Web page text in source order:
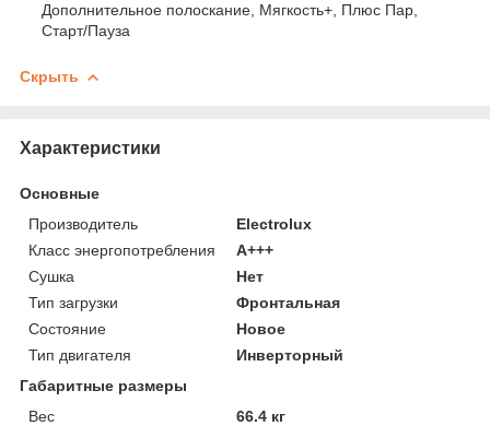
Дополнительное полоскание, Мягкость+, Плюс Пар,
Старт/Пауза
Скрыть
Характеристики
Основные
Производитель
Electrolux
Класс энергопотребления
A+++
Сушка
Нет
Тип загрузки
Фронтальная
Состояние
Новое
Тип двигателя
Инверторный
Габаритные размеры
Вес
66.4 кг